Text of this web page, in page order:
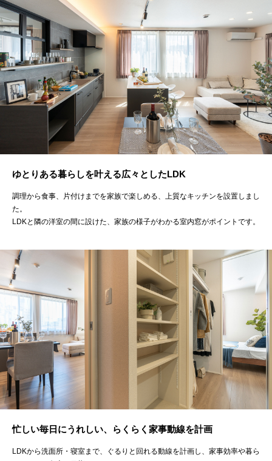
ゆとりある暮らしを叶える広々としたLDK
調理から食事、片付けまでを家族で楽しめる、上質なキッチンを設置しまし
た。
LDKと隣の洋室の間に設けた、家族の様子がわかる室内窓がポイントです。
忙しい毎日にうれしい、らくらく家事動線を計画
LDKから洗面所・寝室まで、ぐるりと回れる動線を計画し、家事効率や暮ら